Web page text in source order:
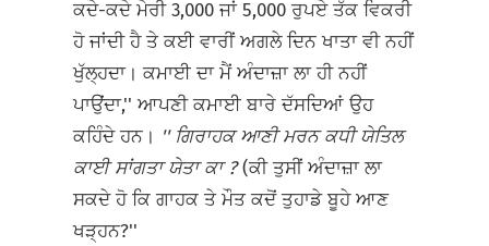
ਕਦੇ-ਕਦੇ ਮੇਰੀ 3,000 ਜਾਂ 5,000 ਰੁਪਏ ਤੱਕ ਵਿਕਰੀ
ਹੋ ਜਾਂਦੀ ਹੈ ਤੇ ਕਈ ਵਾਰੀਂ ਅਗਲੇ ਦਿਨ ਖਾਤਾ ਵੀ ਨਹੀਂ
ਖੁੱਲ੍ਹਦਾ। ਕਮਾਈ ਦਾ ਮੈਂ ਅੰਦਾਜ਼ਾ ਲਾ ਹੀ ਨਹੀਂ
ਪਾਉਂਦਾ,'' ਆਪਣੀ ਕਮਾਈ ਬਾਰੇ ਦੱਸਦਿਆਂ ਉਹ
ਕਹਿੰਦੇ ਹਨ। '' ਗਿਰਾਹਕ ਆਣੀ ਮਰਨ ਕਧੀ ਯੇਤਿਲ
ਕਾਈ ਸਾਂਗਤਾ ਯੇਤਾ ਕਾ?(ਕੀ ਤੁਸੀਂ ਅੰਦਾਜ਼ਾ ਲਾ
ਸਕਦੇ ਹੋ ਕਿ ਗਾਹਕ ਤੇ ਮੌਤ ਕਦੋਂ ਤੁਹਾਡੇ ਬੂਹੇ ਆਣ
ਖੜ੍ਹਨ?''